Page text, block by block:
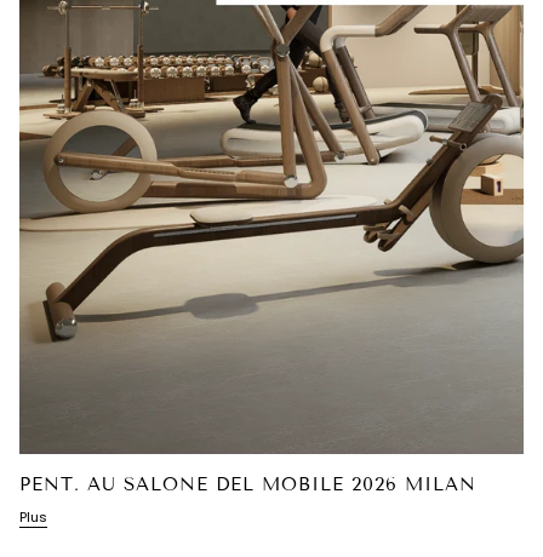
PENT. AU SALONE DEL MOBILE 2026 MILAN
Plus